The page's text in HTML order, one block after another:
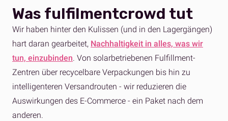
Was fulfilmentcrowd tut
Wir haben hinter den Kulissen (und in den Lagergängen)
hart daran gearbeitet, Nachhaltigkeit in alles, was wir
tun, einzubinden. Von solarbetriebenen Fulfillment-
Zentren über recycelbare Verpackungen bis hin zu
intelligenteren Versandrouten - wir reduzieren die
Auswirkungen des E-Commerce - ein Paket nach dem
anderen.